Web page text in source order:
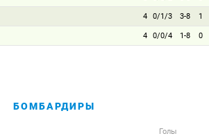
4 0/1/3 3-8 1
4 0/0/4 1-8 0
БОМБАРДИРЫ
Голы